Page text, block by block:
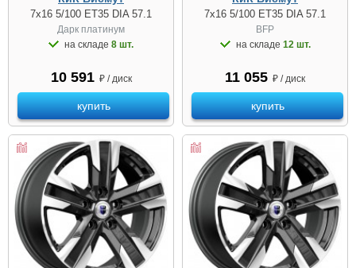
7x16 5/100 ET35 DIA 57.1
Дарк платинум
на складе 8 шт.
10 591 ₽ / диск
купить
7x16 5/100 ET35 DIA 57.1
BFP
на складе 12 шт.
11 055 ₽ / диск
купить